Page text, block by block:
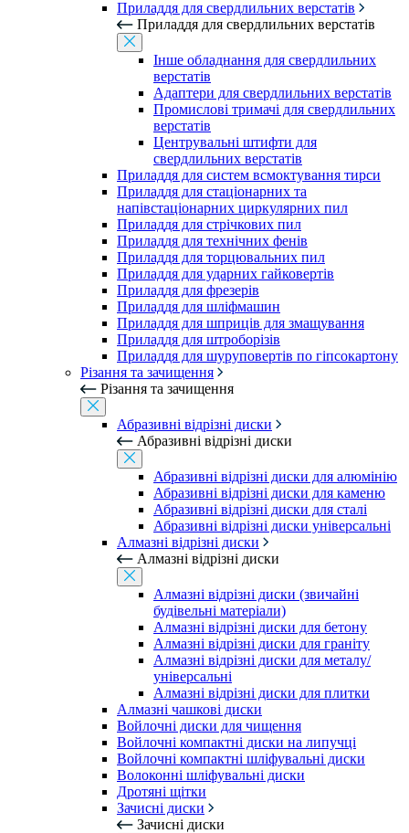
Приладдя для свердлильних верстатів
Приладдя для свердлильних верстатів
Інше обладнання для свердлильних
верстатів
Адаптери для свердлильних верстатів
Промислові тримачі для свердлильних
верстатів
Центрувальні штифти для
свердлильних верстатів
Приладдя для систем всмоктування тирси
Приладдя для стаціонарних та
напівстаціонарних циркулярних пил
Приладдя для стрічкових пил
Приладдя для технічних фенів
Приладдя для торцювальних пил
Приладдя для ударних гайковертів
Приладдя для фрезерів
Приладдя для шліфмашин
Приладдя для шприців для змащування
Приладдя для штроборізів
Приладдя для шуруповертів по гіпсокартону
Різання та зачищення
Різання та зачищення
Абразивні відрізні диски
Абразивні відрізні диски
Абразивні відрізні диски для алюмінію
Абразивні відрізні диски для каменю
Абразивні відрізні диски для сталі
Абразивні відрізні диски універсальні
Алмазні відрізні диски
Алмазні відрізні диски
Алмазні відрізні диски (звичайні
будівельні матеріали)
Алмазні відрізні диски для бетону
Алмазні відрізні диски для граніту
Алмазні відрізні диски для металу/
універсальні
Алмазні відрізні диски для плитки
Алмазні чашкові диски
Войлочні диски для чищення
Войлочні компактні диски на липучці
Войлочні компактні шліфувальні диски
Волоконні шліфувальні диски
Дротяні щітки
Зачисні диски
Зачисні диски